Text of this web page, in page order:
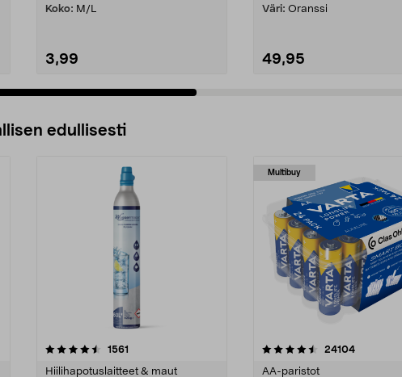
Koko: M/L
3,99
Väri: Oranssi
49,95
edullisesti
1561
Hiilihapotuslaitteet & maut
Multibuy
4.5viidestä
24104arvostelut
AA-paristot
4.5viidestä